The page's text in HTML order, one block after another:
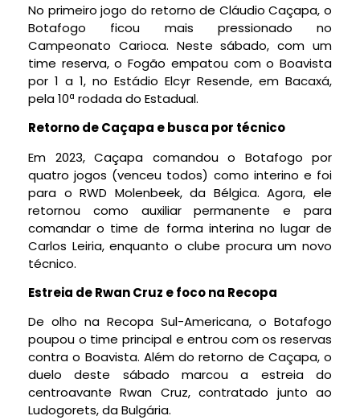
No primeiro jogo do retorno de Cláudio Caçapa, o
Botafogo ficou mais pressionado no
Campeonato Carioca. Neste sábado, com um
time reserva, o Fogão empatou com o Boavista
por 1 a 1, no Estádio Elcyr Resende, em Bacaxá,
pela 10ª rodada do Estadual.
Retorno de Caçapa e busca por técnico
Em 2023, Caçapa comandou o Botafogo por
quatro jogos (venceu todos) como interino e foi
para o RWD Molenbeek, da Bélgica. Agora, ele
retornou como auxiliar permanente e para
comandar o time de forma interina no lugar de
Carlos Leiria, enquanto o clube procura um novo
técnico.
Estreia de Rwan Cruz e foco na Recopa
De olho na Recopa Sul-Americana, o Botafogo
poupou o time principal e entrou com os reservas
contra o Boavista. Além do retorno de Caçapa, o
duelo deste sábado marcou a estreia do
centroavante Rwan Cruz, contratado junto ao
Ludogorets, da Bulgária.